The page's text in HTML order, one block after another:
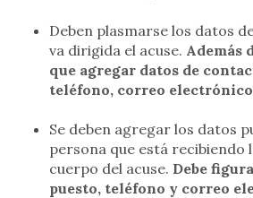
Deben plasmarse los datos
va dirigida el acuse. Además
que agregar datos de
teléfono, correo
Se deben agregar los datos
persona que está recibiendo
cuerpo del acuse. Debe
puesto, teléfono y correo